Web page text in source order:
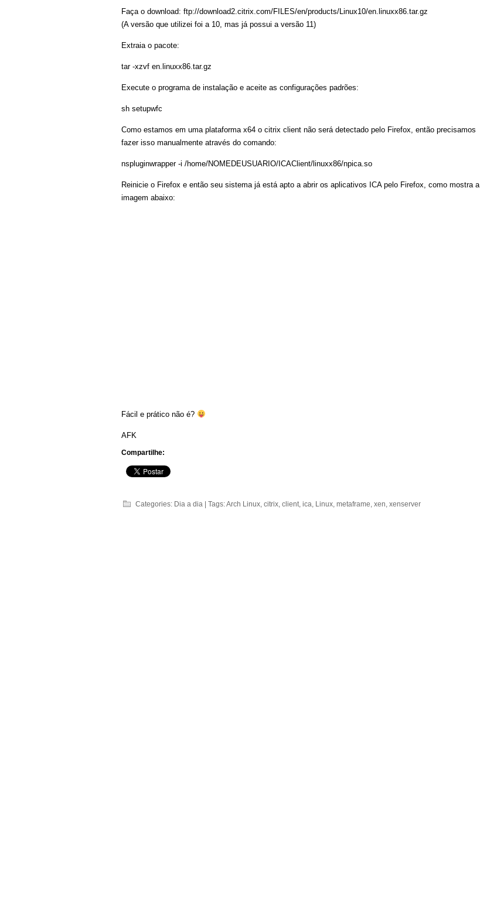
Faça o download: ftp://download2.citrix.com/FILES/en/products/Linux10/en.linuxx86.tar.gz
(A versão que utilizei foi a 10, mas já possui a versão 11)
Extraia o pacote:
tar -xzvf en.linuxx86.tar.gz
Execute o programa de instalação e aceite as configurações padrões:
sh setupwfc
Como estamos em uma plataforma x64 o citrix client não será detectado pelo Firefox, então precisamos
fazer isso manualmente através do comando:
nspluginwrapper -i /home/NOMEDEUSUARIO/ICAClient/linuxx86/npica.so
Reinicie o Firefox e então seu sistema já está apto a abrir os aplicativos ICA pelo Firefox, como mostra a
imagem abaixo:
Fácil e prático não é?
AFK
Compartilhe:
Categories: Dia a dia | Tags:Arch Linux, citrix, client, ica, Linux, metaframe, xen, xenserver